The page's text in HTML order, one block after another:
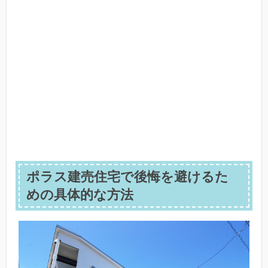
ポラス建売住宅で後悔を避けるた
めの具体的な方法